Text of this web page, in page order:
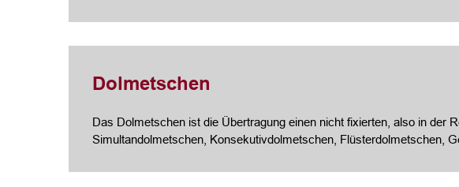
Dolmetschen
Das Dolmetschen ist die Übertragung einen nicht fixierten, also in der
Simultandolmetschen, Konsekutivdolmetschen, Flüsterdolmetschen,